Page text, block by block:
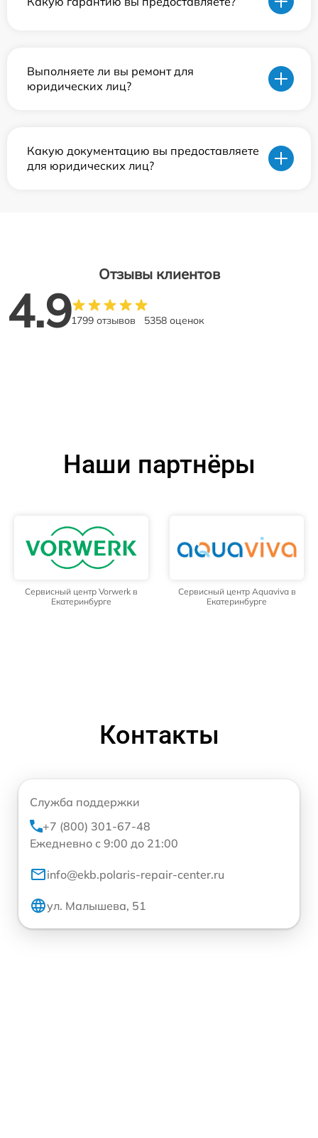
Выполняете ли вы ремонт для
юридических лиц?
Какую документацию вы предоставляете
для юридических лиц?
Отзывы клиентов
4.91799 отзывов 5358 оценок
Наши партнёры
Сервисный центр Vorwerk в
Екатеринбурге
Сервисный центр Aquaviva в
Екатеринбурге
Контакты
Служба поддержки
+7 (800) 301-67-48
Ежедневно с 9:00 до 21:00
info@ekb.polaris-repair-center.ru
ул. Малышева, 51